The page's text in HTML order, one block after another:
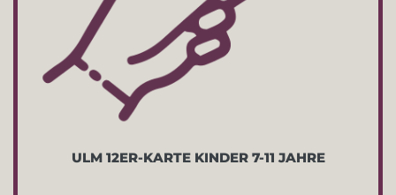
ULM 12ER-KARTE KINDER 7-11 JAHRE